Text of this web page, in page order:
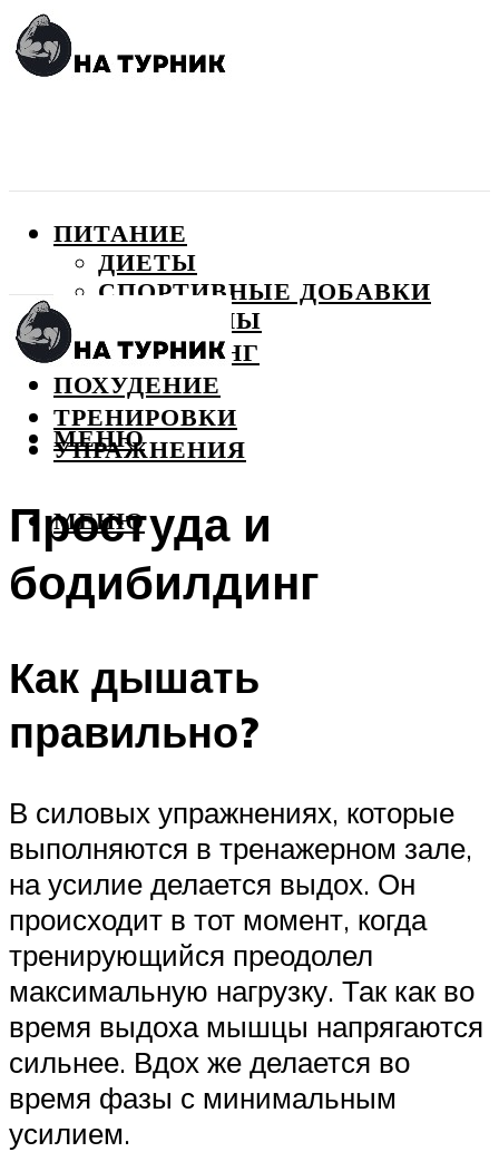
ПИТАНИЕ
ДИЕТЫ
СПОРТИВНЫЕ ДОБАВКИ
ВИТАМИНЫ
БОДИБИЛДИНГ
ПОХУДЕНИЕ
ТРЕНИРОВКИ
УПРАЖНЕНИЯ
МЕНЮ
МЕНЮ
Простуда и
бодибилдинг
Как дышать
правильно?
В силовых упражнениях, которые
выполняются в тренажерном зале,
на усилие делается выдох. Он
происходит в тот момент, когда
тренирующийся преодолел
максимальную нагрузку. Так как во
время выдоха мышцы напрягаются
сильнее. Вдох же делается во
время фазы с минимальным
усилием.